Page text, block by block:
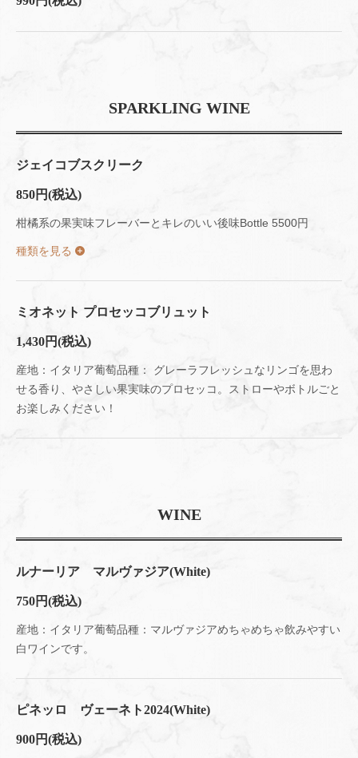
SPARKLING WINE
ジェイコブスクリーク
850円(税込)
柑橘系の果実味フレーバーとキレのいい後味Bottle 5500円
種類を見る
ミオネット プロセッコブリュット
1,430円(税込)
産地：イタリア葡萄品種： グレーラフレッシュなリンゴを思わ
せる香り、やさしい果実味のプロセッコ。ストローやボトルごと
お楽しみください！
WINE
ルナーリア マルヴァジア(White)
750円(税込)
産地：イタリア葡萄品種：マルヴァジアめちゃめちゃ飲みやすい
白ワインです。
ピネッロ ヴェーネト2024(White)
900円(税込)